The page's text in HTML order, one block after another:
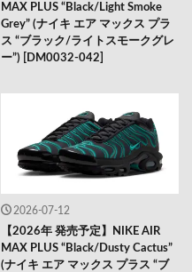
MAX PLUS “Black/Light Smoke
Grey” (ナイキ エア マックス プラ
ス “ブラック/ライトスモークグレ
ー”) [DM0032-042]
2026-07-12
【2026年 発売予定】NIKE AIR
MAX PLUS “Black/Dusty Cactus”
(ナイキ エア マックス プラス “ブ